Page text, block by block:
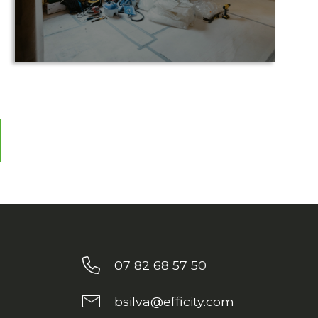
07 82 68 57 50
bsilva@efficity.com